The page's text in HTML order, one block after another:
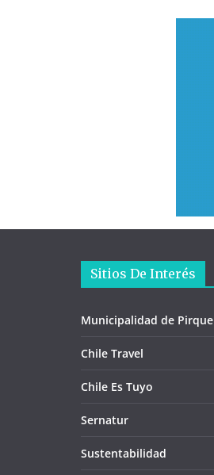
Sitios De Interés
Municipalidad de Pirque
Chile Travel
Chile Es Tuyo
Sernatur
Sustentabilidad